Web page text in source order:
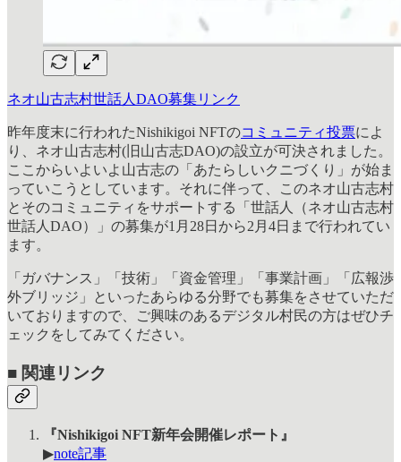
ネオ山古志村世話人DAO募集リンク
昨年度末に行われたNishikigoi NFTのコミュニティ投票によ
り、ネオ山古志村(旧山古志DAO)の設立が可決されました。
ここからいよいよ山古志の「あたらしいクニづくり」が始ま
っていこうとしています。それに伴って、このネオ山古志村
とそのコミュニティをサポートする「世話人（ネオ山古志村
世話人DAO）」の募集が1月28日から2月4日まで行われてい
ます。
「ガバナンス」「技術」「資金管理」「事業計画」「広報渉
外ブリッジ」といったあらゆる分野でも募集をさせていただ
いておりますので、ご興味のあるデジタル村民の方はぜひチ
ェックをしてみてください。
■ 関連リンク
『Nishikigoi NFT新年会開催レポート』
▶note記事